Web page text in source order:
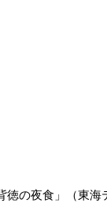
徳の夜食」（東海